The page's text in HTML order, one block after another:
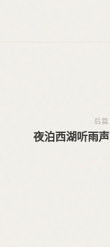
后篇
夜泊西湖听雨声